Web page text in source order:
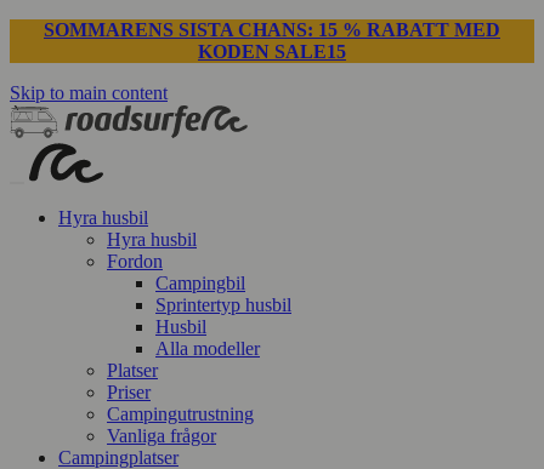
SOMMARENS SISTA CHANS: 15 % RABATT MED
KODEN SALE15
Skip to main content
Hyra husbil
Hyra husbil
Fordon
Campingbil
Sprintertyp husbil
Husbil
Alla modeller
Platser
Priser
Campingutrustning
Vanliga frågor
Campingplatser